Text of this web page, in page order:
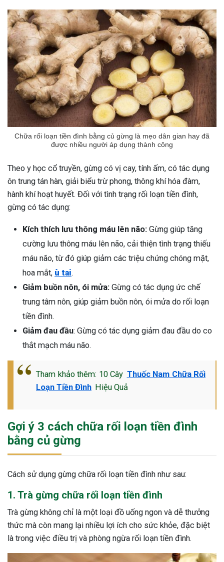
Sau Sinh Có Tự Khỏi
phổ biến, khiến đôi bàn tay,
của chị em trở nên khô...
Chữa rối loạn tiền đình bằng củ gừng là mẹo dân gian hay đã
được nhiều người áp dụng thành công
Theo y học cổ truyền, gừng có vị cay, tính ấm, có tác dụng
ôn trung tán hàn, giải biểu trừ phong, thông khí hóa đàm,
hành khí hoạt huyết. Đối với tình trạng rối loạn tiền đình,
gừng có tác dụng:
Kích thích lưu thông máu lên não: Gừng giúp tăng
cường lưu thông máu lên não, cải thiện tình trạng thiếu
máu não, từ đó giúp giảm các triệu chứng chóng mặt,
hoa mắt, ù tai.
Giảm buồn nôn, ói mửa: Gừng có tác dụng ức chế
trung tâm nôn, giúp giảm buồn nôn, ói mửa do rối loạn
tiền đình.
Giảm đau đầu: Gừng có tác dụng giảm đau đầu do co
thắt mạch máu não.
Tham khảo thêm: 10 Cây Thuốc Nam Chữa Rối
Loạn Tiền Đình Hiệu Quả
Gợi ý 3 cách chữa rối loạn tiền đình
bằng củ gừng
Cách sử dụng gừng chữa rối loạn tiền đình như sau:
1. Trà gừng chữa rối loạn tiền đình
Trà gừng không chỉ là một loại đồ uống ngon và dễ thưởng
thức mà còn mang lại nhiều lợi ích cho sức khỏe, đặc biệt
là trong việc điều trị và phòng ngừa rối loạn tiền đình.